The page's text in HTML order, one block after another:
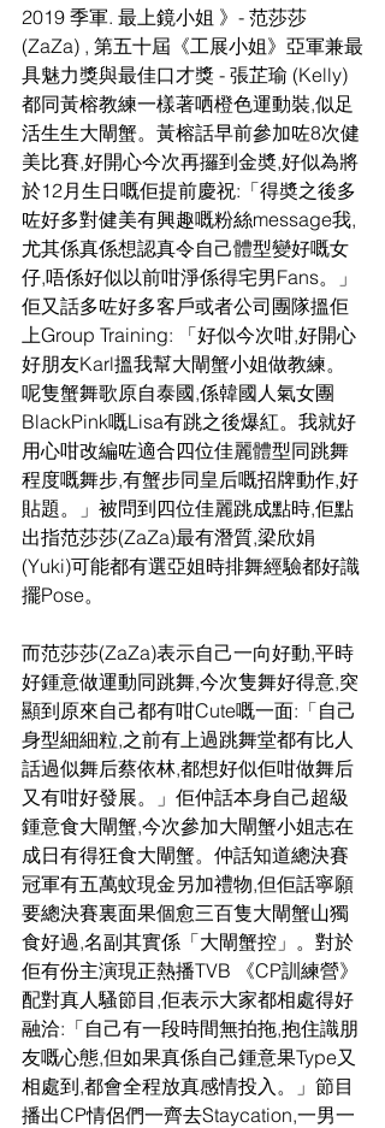
2019 季軍. 最上鏡小姐 》- 范莎莎
(ZaZa) , 第五十屆《工展小姐》亞軍兼最
具魅力獎與最佳口才獎 - 張芷瑜 (Kelly)
都同黃榕教練一樣著哂橙色運動裝,似足
活生生大閘蟹。黃榕話早前參加咗8次健
美比賽,好開心今次再攞到金奬,好似為將
於12月生日嘅佢提前慶祝:「得奬之後多
咗好多對健美有興趣嘅粉絲message我,
尤其係真係想認真令自己體型變好嘅女
仔,唔係好似以前咁淨係得宅男Fans。」
佢又話多咗好多客戶或者公司團隊搵佢
上Group Training: 「好似今次咁,好開心
好朋友Karl搵我幫大閘蟹小姐做教練。
呢隻蟹舞歌原自泰國,係韓國人氣女團
BlackPink嘅Lisa有跳之後爆紅。我就好
用心咁改編咗適合四位佳麗體型同跳舞
程度嘅舞步,有蟹步同皇后嘅招牌動作,好
貼題。」被問到四位佳麗跳成點時,佢點
出指范莎莎(ZaZa)最有潛質,梁欣娟
(Yuki)可能都有選亞姐時排舞經驗都好識
擺Pose。
而范莎莎(ZaZa)表示自己一向好動,平時
好鍾意做運動同跳舞,今次隻舞好得意,突
顯到原來自己都有咁Cute嘅一面:「自己
身型細細粒,之前有上過跳舞堂都有比人
話過似舞后蔡依林,都想好似佢咁做舞后
又有咁好發展。」佢仲話本身自己超級
鍾意食大閘蟹,今次參加大閘蟹小姐志在
成日有得狂食大閘蟹。仲話知道總決賽
冠軍有五萬蚊現金另加禮物,但佢話寧願
要總決賽裏面果個愈三百隻大閘蟹山獨
食好過,名副其實係「大閘蟹控」。對於
佢有份主演現正熱播TVB 《CP訓練營》
配對真人騷節目,佢表示大家都相處得好
融洽:「自己有一段時間無拍拖,抱住識朋
友嘅心態,但如果真係自己鍾意果Type又
相處到,都會全程放真感情投入。」節目
播出CP情侶們一齊去Staycation,一男一